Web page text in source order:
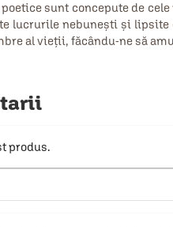
sunt concepute de
lucrurile nebunești și
al vieții, făcându-ne să
produs.